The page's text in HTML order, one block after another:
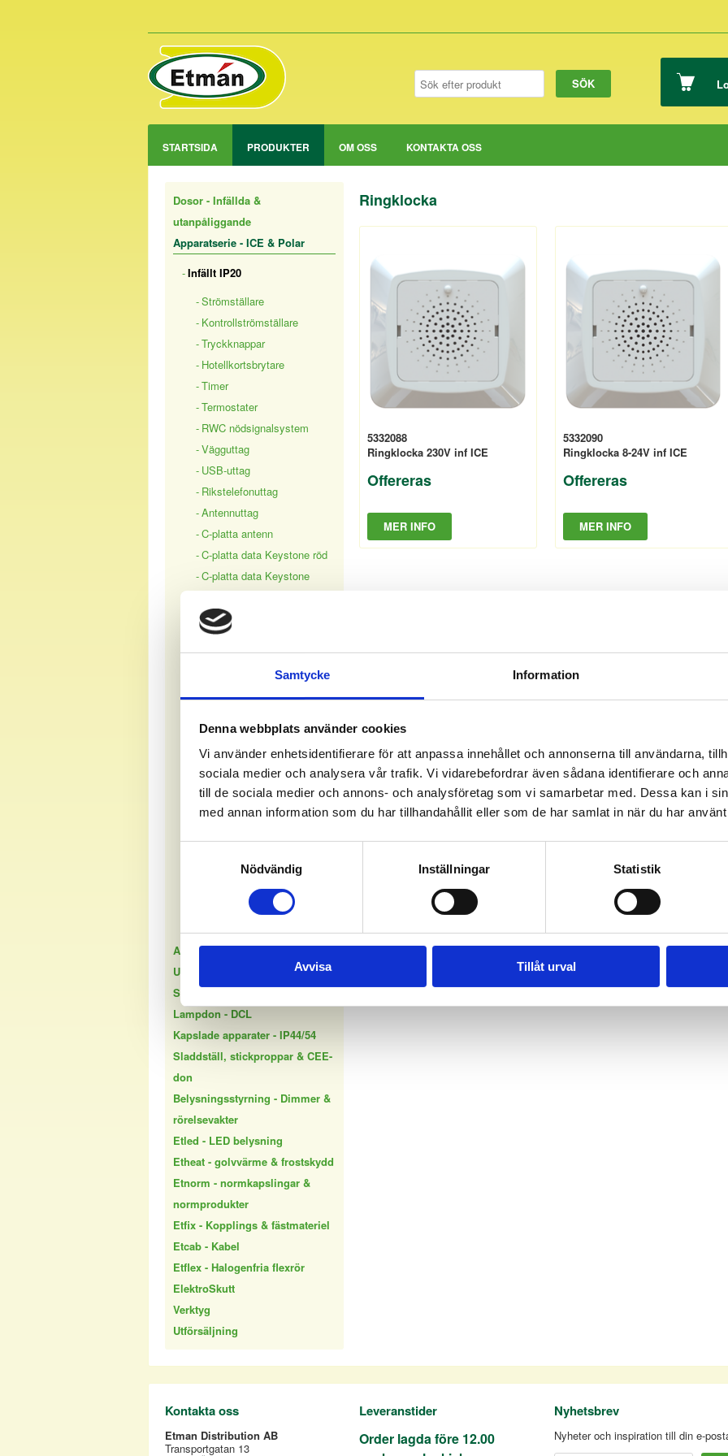
Samtycke Information
Denna webbplats använder cookies
Vi använder enhetsidentifierare för att anpassa innehållet och annonserna till användarna,
sociala medier och analysera vår trafik. Vi vidarebefordrar även sådana identifierare och
till de sociala medier och annons- och analysföretag som vi samarbetar med. Dessa kan i
med annan information som du har tillhandahållit eller som de har samlat in när du har
Nödvändig
Inställningar Statistik
Avvisa Tillåt urval
STARTSIDA PRODUKTER OM OSS KONTAKTA OSS
Dosor - Infällda &
utanpåliggande
Apparatserie - ICE & Polar
Infällt IP20
Strömställare
Kontrollströmställare
Tryckknappar
Hotellkortsbrytare
Timer
Termostater
RWC nödsignalsystem
Vägguttag
USB-uttag
Rikstelefonuttag
Antennuttag
C-platta antenn
C-platta data Keystone röd
C-platta data Keystone
C-platta data
Lexcom/Actassi
Ringklocka
Täckramar
Förhöjningsramar
Hörnboxar
Sockeldosa
Utanpåliggande IP20
Apparatserie - DesignX
USB - uttag & laddkabel
Spisdon - Perilex & flatstift
Lampdon - DCL
Kapslade apparater - IP44/54
Sladdställ, stickproppar & CEE-
don
Belysningsstyrning - Dimmer &
rörelsevakter
Etled - LED belysning
Etheat - golvvärme & frostskydd
Etnorm - normkapslingar &
normprodukter
Etfix - Kopplings & fästmateriel
Etcab - Kabel
Etflex - Halogenfria flexrör
ElektroSkutt
Verktyg
Utförsäljning
Ringklocka
5332088
Ringklocka 230V inf ICE
Offereras
MER INFO
5332090
Ringklocka 8-24V inf ICE
Offereras
MER INFO
Kontakta oss
Etman Distribution AB
Transportgatan 13
Leveranstider
Order lagda före 12.00
Nyhetsbrev
Nyheter och inspiration till din e-